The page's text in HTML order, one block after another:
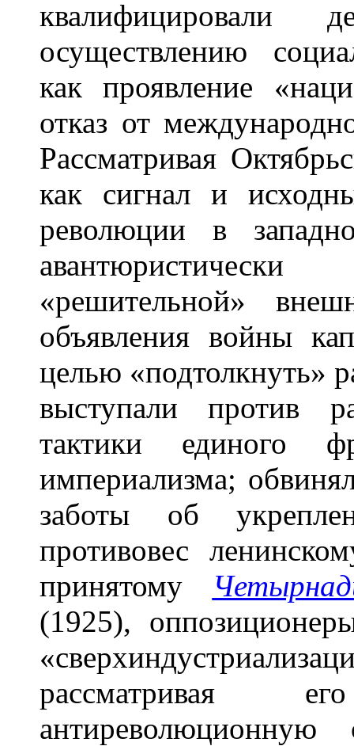
квалифицировали
осуществлению
как проявление
отказ от
Рассматривая
как сигнал и
революции в
«решительной»
объявления войны
целью «подтолкнуть»
выступали против
тактики единого
империализма;
заботы об
противовес
принятому
(1925),
рассматривая